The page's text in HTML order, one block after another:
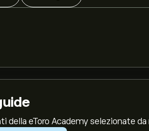
della eToro Academy selezionate da